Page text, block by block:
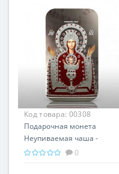
Код товара: 00308
Подарочная монета
Неупиваемая чаша -
Икона серебро 31.10 гр
0